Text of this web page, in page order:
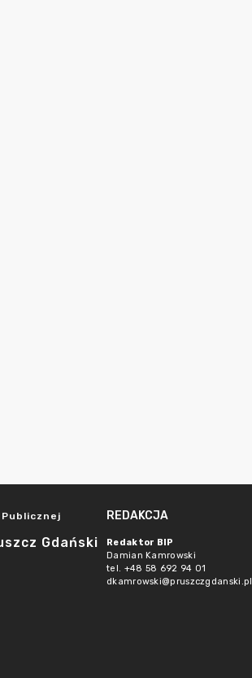
Gdański
REDAKCJA
Redaktor BIP
Damian Kamrowski
tel. +48 58 692 94 01
dkamrowski@pruszczgdanski.pl